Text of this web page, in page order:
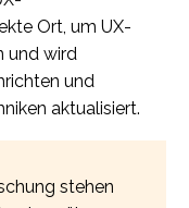
Ort, um UX-
und wird
und
aktualisiert.
stehen